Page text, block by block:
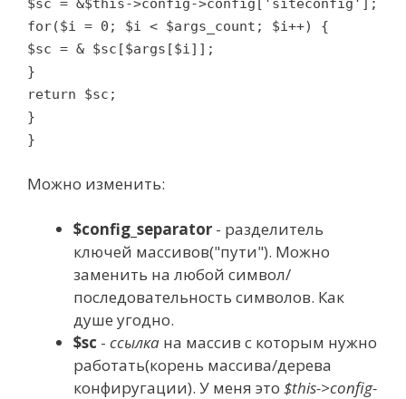
for($i = 0; $i < $args_count; $i++) {
$sc = & $sc[$args[$i]];
}
return $sc;
}
}
Можно изменить:
$config_separator - разделитель
ключей массивов("пути"). Можно
заменить на любой символ/
последовательность символов. Как
душе угодно.
$sc - ссылка на массив с которым нужно
работать(корень массива/дерева
конфиругации). У меня это $this->config-